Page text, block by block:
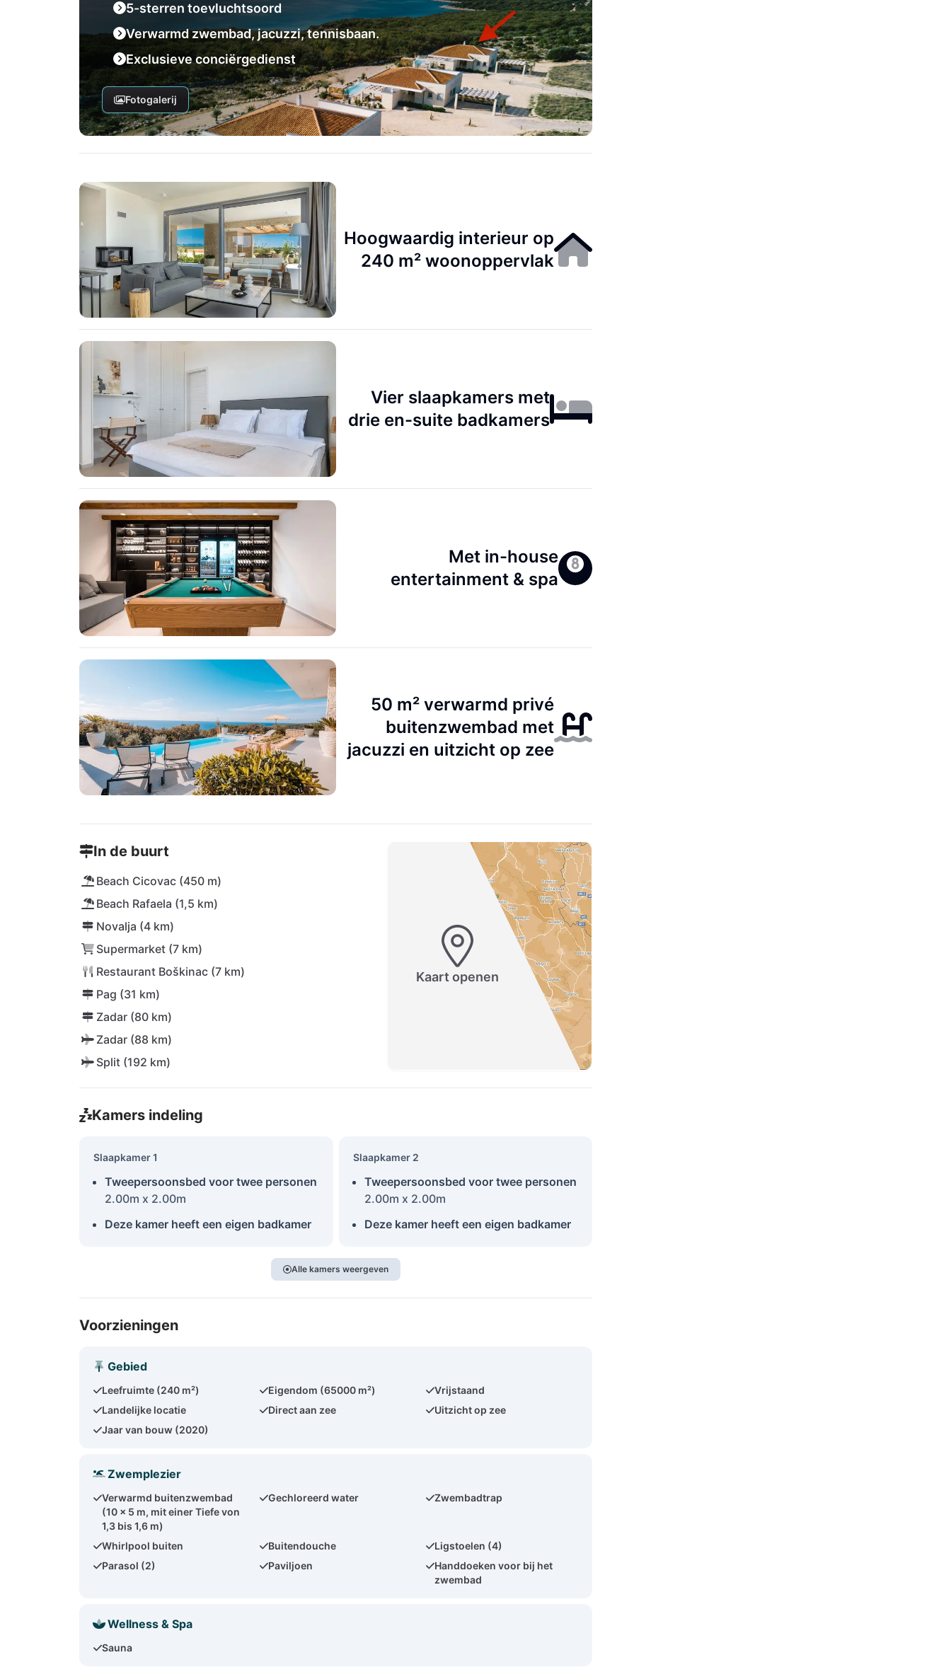
5-sterren toevluchtsoord
Verwarmd zwembad, jacuzzi, tennisbaan.
Exclusieve conciërgedienst
Fotogalerij
Hoogwaardig interieur op
240 m² woonoppervlak
Vier slaapkamers met
drie en-suite badkamers
Met in-house
entertainment & spa
50 m² verwarmd privé
buitenzwembad met
jacuzzi en uitzicht op zee
In de buurt
Beach Cicovac (450 m)
Beach Rafaela (1,5 km)
Novalja (4 km)
Supermarket (7 km)
Restaurant Boškinac (7 km)
Pag (31 km)
Zadar (80 km)
Zadar (88 km)
Split (192 km)
Kaart openen
Kamers indeling
Slaapkamer 1
Tweepersoonsbed voor twee personen
2.00m x 2.00m
Deze kamer heeft een eigen badkamer
Slaapkamer 2
Tweepersoonsbed voor twee personen
2.00m x 2.00m
Deze kamer heeft een eigen badkamer
Alle kamers weergeven
Voorzieningen
Gebied
Leefruimte (240 m²) Eigendom (65000 m²)
Vrijstaand
Landelijke locatie
Direct aan zee
Uitzicht op zee
Jaar van bouw (2020)
Zwemplezier
Verwarmd buitenzwembad
(10 x 5 m, mit einer Tiefe von
1,3 bis 1,6 m)
Gechloreerd water Zwembadtrap
Whirlpool buiten Buitendouche
Ligstoelen (4)
Parasol (2)
Paviljoen
Handdoeken voor bij het
zwembad
Wellness & Spa
Sauna